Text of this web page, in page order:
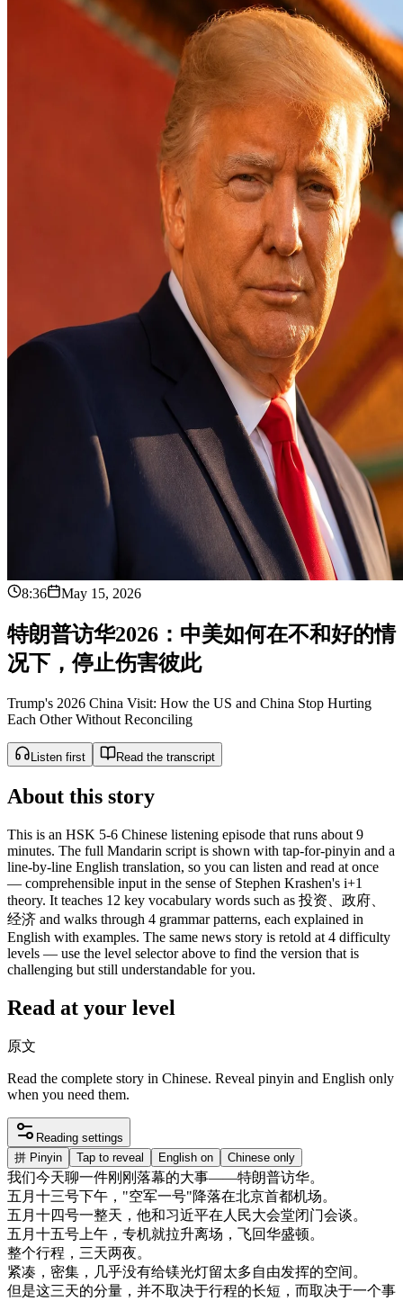
8:36 May 15, 2026
特朗普访华2026 ： 中美如何在不和好的情
况下 ，停止伤害彼此
Trump's 2026 China Visit: How the US and China Stop Hurting
Each Other Without Reconciling
Listen first Read the transcript
About this story
This is an HSK 5-6 Chinese listening episode that runs about 9
minutes. The full Mandarin script is shown with tap-for-pinyin and a
line-by-line English translation, so you can listen and read at once
— comprehensible input in the sense of Stephen Krashen's i+1
theory. It teaches 12 key vocabulary words such as 投资、政府、
经济 and walks through 4 grammar patterns, each explained in
English with examples. The same news story is retold at 4 difficulty
levels — use the level selector above to find the version that is
challenging but still understandable for you.
Read at your level
原文
Read the complete story in Chinese. Reveal pinyin and English only
when you need them.
Reading settings
拼 Pinyin Tap to reveal English on Chinese only
我们今天聊一件刚刚 落幕的大事——特朗普访华。
五月 十三号下午 ， "空军一号"降落在北京首都机场。
五月 十四号一整天 ， 他和习近平在人民大会堂闭门会谈。
五月 十五号上午 ， 专机就拉升离场 ， 飞回华盛顿。
整个行程 ， 三天两夜。
紧凑 ， 密集 ， 几乎没有给镁光灯留太多自由发挥的空间。
但是这三天的分量 ， 并不取决于行程的长短 ， 而取决于一个事